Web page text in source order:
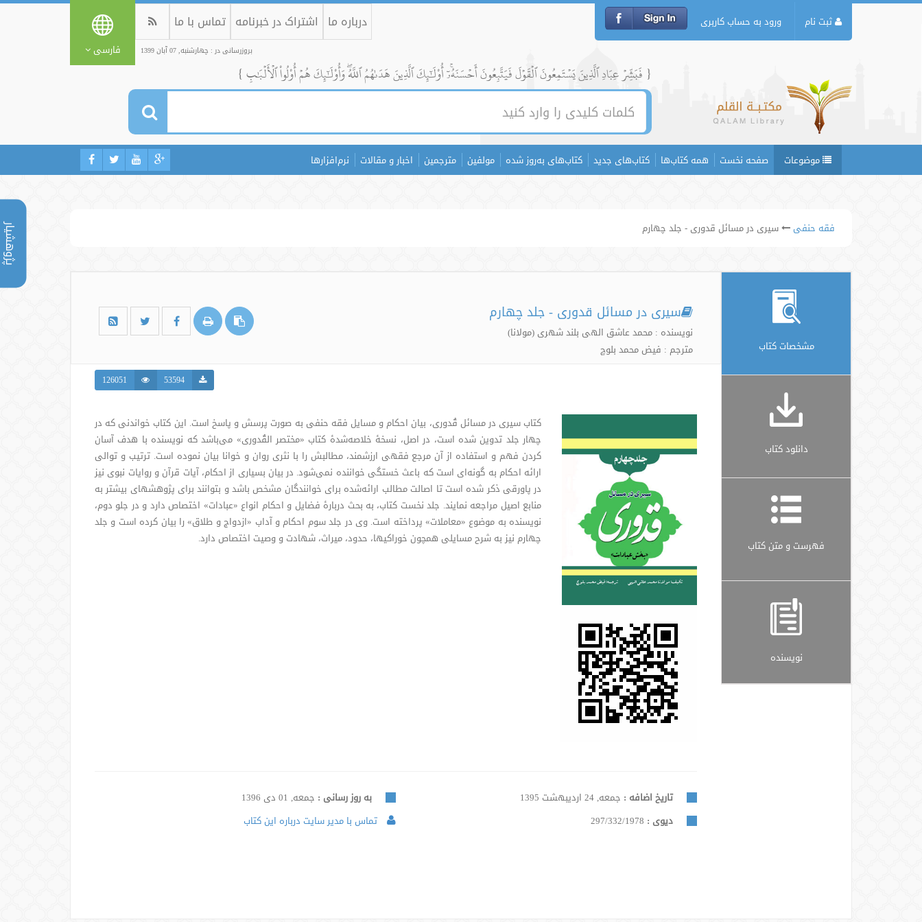
پژوهشیار
ثبت نام ورود به حساب کاربری درباره ما اشتراک در خبرنامه تماس با ما
بروزرسانی در : چهارشنبه, 07 آبان 1399 فارسی
{ فَبَشِّرۡ عِبَادِ ٱلَّذِينَ يَسۡتَمِعُونَ ٱلۡقَوۡلَ فَيَتَّبِعُونَ أَحۡسَنَهُۥٓۚ أُوْلَٰٓئِكَ ٱلَّذِينَ هَدَىٰهُمُ ٱللَّهُۖ وَأُوْلَٰٓئِكَ هُمۡ أُوْلُواْ ٱلۡأَلۡبَٰبِ }
موضوعات صفحه نخست همه کتاب‌ها کتاب‌های جدید کتاب‌های به‌روز شده مولفین مترجمین اخبار و مقالات نرم‌افزارها
فقه حنفی سیری در مسائل قدوری - جلد چهارم
مشخصات کتاب
دانلود کتاب
فهرست و متن کتاب
نویسنده
سیری در مسائل قدوری - جلد چهارم
نویسنده : محمد عاشق الهى بلند شهرى ‌(مولانا)
مترجم : فیض محمد بلوچ
53594
126051
کتاب سیری در مسائل قُدوری، بیان احکام و مسایل فقه حنفی به صورت پرسش و پاسخ است. این کتاب خواندنی که در
چهار جلد تدوین شده است، در اصل، نسخۀ خلاصه‌شدۀ کتاب «مختصر القُدوری» می‌باشد که نویسنده با هدف آسان
کردن فهم و استفاده از آن مرجع فقهی ارزشمند، مطالبش را با نثری روان و خوانا بیان نموده است. ترتیب و توالی
ارائه احکام به گونه‌ای است که باعث خستگی خواننده نمی‌شود. در بیان بسیاری از احکام، آیات قرآن و روایات نبوی نیز
در پاورقی ذکر شده است تا اصالت مطالب ارائه‌شده برای خوانندگان مشخص باشد و بتوانند برای پژوهشهای بیشتر به
منابع اصیل مراجعه نمایند. جلد نخست کتاب، به بحث دربارۀ فضایل و احکام انواع «عبادات» اختصاص دارد و در جلو دوم،
نویسنده به موضوع «معاملات» پرداخته است. وی در جلد سوم احکام و آداب «ازدواج و طلاق» را بیان کرده است و جلد
چهارم نیز به شرح مسایلی همچون خوراکیها، حدود، میراث، شهادت و وصیت اختصاص دارد.
تاریخ اضافه : جمعه, 24 اردیبهشت 1395 به روز رسانی : جمعه, 01 دی 1396
دیوی : 297/332/1978 تماس با مدیر سایت درباره این کتاب